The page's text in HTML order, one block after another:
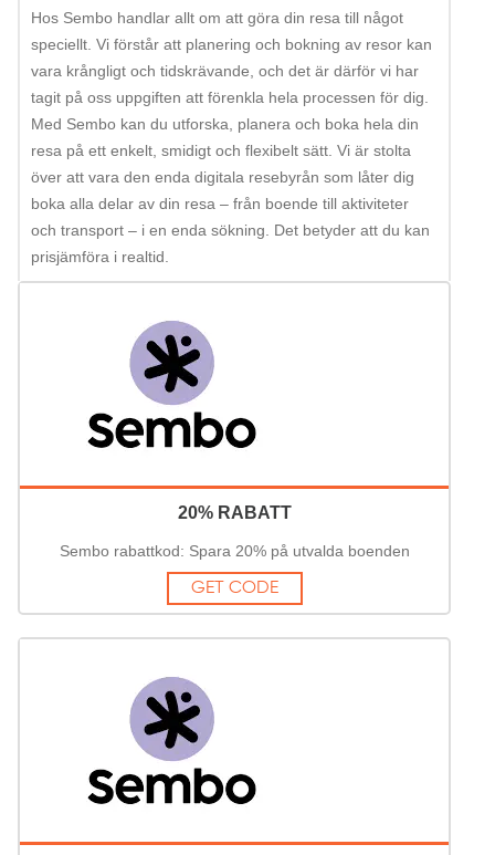
Hos Sembo handlar allt om att göra din resa till något
speciellt. Vi förstår att planering och bokning av resor kan
vara krångligt och tidskrävande, och det är därför vi har
tagit på oss uppgiften att förenkla hela processen för dig.
Med Sembo kan du utforska, planera och boka hela din
resa på ett enkelt, smidigt och flexibelt sätt. Vi är stolta
över att vara den enda digitala resebyrån som låter dig
boka alla delar av din resa – från boende till aktiviteter
och transport – i en enda sökning. Det betyder att du kan
prisjämföra i realtid.
20% RABATT
Sembo rabattkod: Spara 20% på utvalda boenden
GET CODE